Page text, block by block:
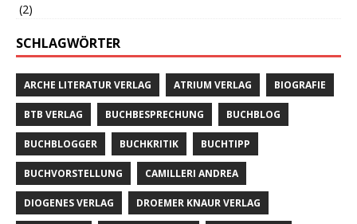
(2)
SCHLAGWÖRTER
ARCHE LITERATUR VERLAG ATRIUM VERLAG BIOGRAFIE
BTB VERLAG BUCHBESPRECHUNG BUCHBLOG
BUCHBLOGGER BUCHKRITIK BUCHTIPP
BUCHVORSTELLUNG CAMILLERI ANDREA
DIOGENES VERLAG DROEMER KNAUR VERLAG